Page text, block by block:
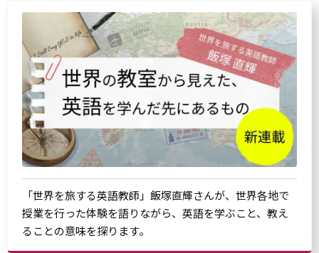
「世界を旅する英語教師」飯塚直輝さんが、世界各地で
授業を行った体験を語りながら、英語を学ぶこと、教え
ることの意味を探ります。